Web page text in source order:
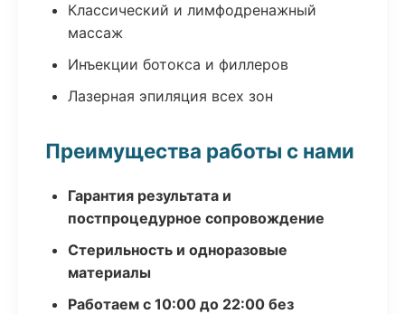
Классический и лимфодренажный
массаж
Инъекции ботокса и филлеров
Лазерная эпиляция всех зон
Преимущества работы с нами
Гарантия результата и
постпроцедурное сопровождение
Стерильность и одноразовые
материалы
Работаем с 10:00 до 22:00 без